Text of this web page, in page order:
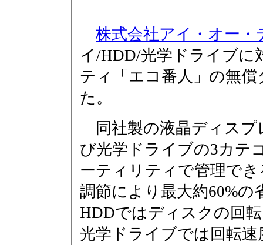
株式会社アイ・オー・
イ/HDD/光学ドライブに
ティ「エコ番人」の無
た。
同社製の液晶ディスプ
び光学ドライブの3カテ
ーティリティで管理で
調節により最大約60%
HDDではディスクの回
光学ドライブでは回転